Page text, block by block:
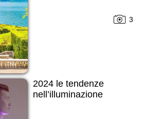
3
2024 le tendenze
nell’illuminazione